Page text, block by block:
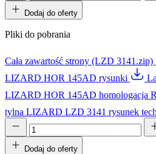
Dodaj do oferty
Pliki do pobrania
Cała zawartość strony (LZD 3141.zip)
LIZARD HOR 145AD rysunki
LIZARD HOR 145AD homologacja
tylna LIZARD LZD 3141 rysunek
Dodaj do oferty